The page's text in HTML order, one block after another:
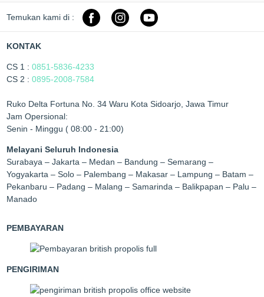
Temukan kami di :
KONTAK
CS 1 :0851-5836-4233
CS 2 :0895-2008-7584
Ruko Delta Fortuna No. 34 Waru Kota Sidoarjo, Jawa Timur
Jam Opersional:
Senin - Minggu ( 08:00 - 21:00)
Melayani Seluruh Indonesia
Surabaya – Jakarta – Medan – Bandung – Semarang –
Yogyakarta – Solo – Palembang – Makasar – Lampung – Batam –
Pekanbaru – Padang – Malang – Samarinda – Balikpapan – Palu –
Manado
PEMBAYARAN
PENGIRIMAN